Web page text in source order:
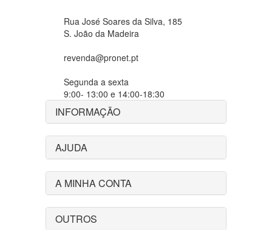
Rua José Soares da Silva, 185
S. João da Madeira
revenda@pronet.pt
Segunda a sexta
9:00- 13:00 e 14:00-18:30
INFORMAÇÃO
AJUDA
A MINHA CONTA
OUTROS